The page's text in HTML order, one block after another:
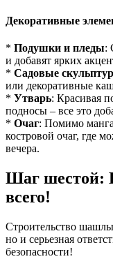
Декоративные
* Подушки и пледы:
и добавят ярких
* Садовые
или декоративные
* Утварь: Красивая
подносы – все это
* Очаг: Помимо
костровой очаг, где
вечера.
Шаг шестой:
всего!
Строительство
но и серьезная
безопасности!